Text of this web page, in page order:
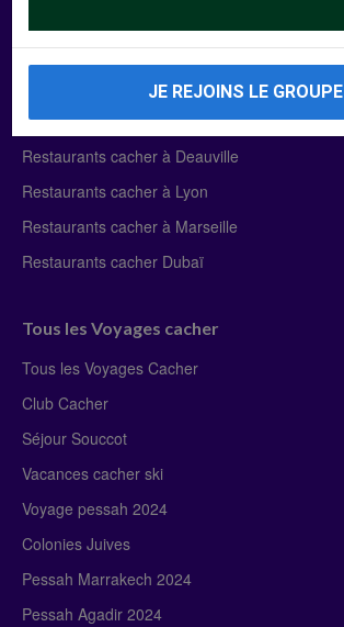
Manger Cacher
Liste des restaurants cacher
Restaurants cacher à Paris
Restaurants cacher à Deauville
Restaurants cacher à Lyon
Restaurants cacher à Marseille
Restaurants cacher Dubaï
Tous les Voyages cacher
Tous les Voyages Cacher
Club Cacher
Séjour Souccot
Vacances cacher ski
Voyage pessah 2024
Colonies Juives
Pessah Marrakech 2024
Pessah Agadir 2024
JE REJOINS LE GROUPE